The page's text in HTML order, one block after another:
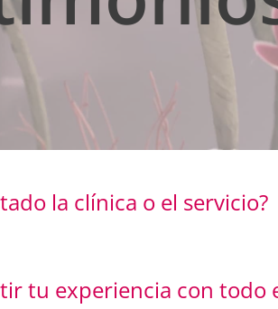
la clínica o el servicio?
tu experiencia con todo